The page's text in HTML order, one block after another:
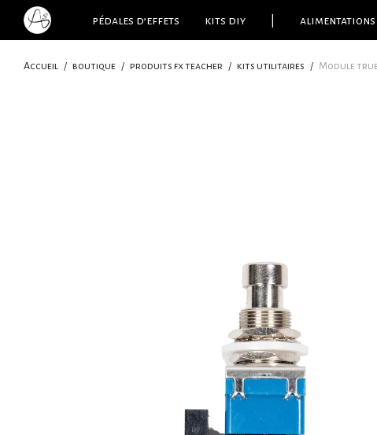
pédales d’effets kits diy alimentations
Accueil / boutique / produits fx teacher / kits utilitaires / Module true